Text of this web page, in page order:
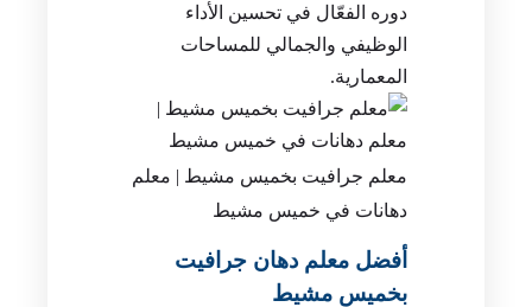
دوره الفعّال في تحسين الأداء
الوظيفي والجمالي للمساحات
المعمارية.
معلم جرافيت بخميس مشيط | معلم
دهانات في خميس مشيط
أفضل معلم دهان جرافيت
بخميس مشيط